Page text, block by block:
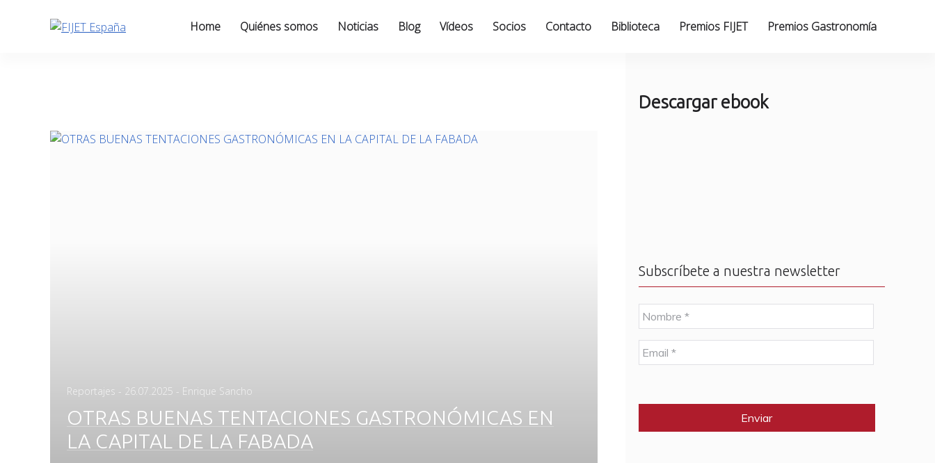
Home Quiénes somos Noticias Blog Vídeos Socios Contacto Biblioteca Premios FIJET Premios Gastronomía
Reportajes - Posted
26.07.2025 - Enrique Sancho
OTRAS BUENAS TENTACIONES GASTRONÓMICAS EN
LA CAPITAL DE LA FABADA
Descargar ebook
Subscríbete a nuestra newsletter
N
o
m
b
r
E
m
l